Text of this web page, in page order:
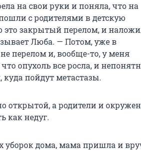
на свои руки и поняла, что на
с родителями в детскую
это закрытый перелом, и
Люба. — Потом, уже в
перелом и, вообще-то, у меня
опухоль все росла, и
пойдут метастазы.
открытой, а родители и
как недуг.
уборок дома, мама пришла и